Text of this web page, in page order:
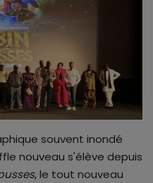
souvent inondé
nouveau s'élève depuis
, le tout nouveau